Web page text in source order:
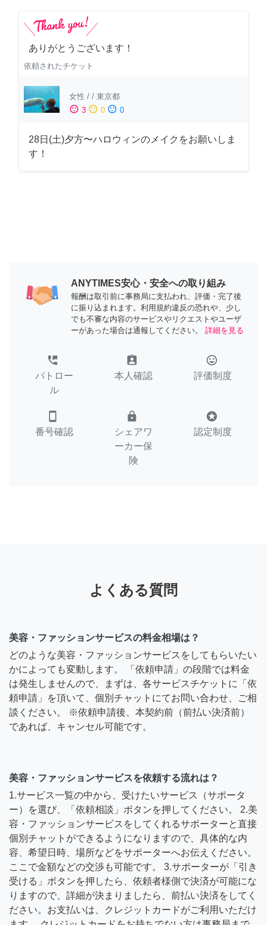
ありがとうございます！
依頼されたチケット
女性 / / 東京都
sentiment_satisfied 3 sentiment_neutral 0 sentiment_dissatisfied 0
28日(土)夕方〜ハロウィンのメイクをお願いしま
す！
ANYTIMES安心・安全への取り組み
報酬は取引前に事務局に支払われ、評価・完了後
に振り込まれます。利用規約違反の恐れや、少し
でも不審な内容のサービスやリクエストやユーザ
ーがあった場合は通報してください。
詳細を見る
perm_phone_msg
パトロー
ル
assignment_ind
本人確認
tag_faces
評価制度
smartphone
番号確認
lock
シェアワ
ーカー保
険
stars
認定制度
よくある質問
美容・ファッションサービスの料金相場は？
どのような美容・ファッションサービスをしてもらいたい
かによっても変動します。 「依頼申請」の段階では料金
は発生しませんので、まずは、各サービスチケットに「依
頼申請」を頂いて、個別チャットにてお問い合わせ、ご相
談ください。 ※依頼申請後、本契約前（前払い決済前）
であれば、キャンセル可能です。
美容・ファッションサービスを依頼する流れは？
1.サービス一覧の中から、受けたいサービス（サポータ
ー）を選び、「依頼相談」ボタンを押してください。 2.美
容・ファッションサービスをしてくれるサポーターと直接
個別チャットができるようになりますので、具体的な内
容、希望日時、場所などをサポーターへお伝えください。
ここで金額などの交渉も可能です。 3.サポーターが「引き
受ける」ボタンを押したら、依頼者様側で決済が可能にな
りますので、詳細が決まりましたら、前払い決済をしてく
ださい。お支払いは、クレジットカードがご利用いただけ